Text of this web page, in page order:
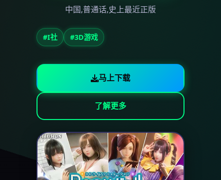
中国,普通话,史上最近正版
#I社 #3D游戏
马上下载
了解更多